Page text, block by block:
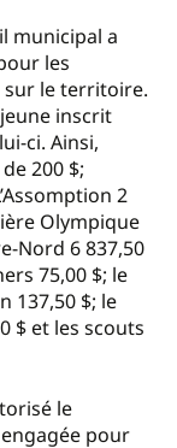
municipal a
les
sur le territoire.
inscrit
ci. Ainsi,
200 $;
2
Olympique
Nord 6 837,50
75,00 $; le
137,50 $; le
$ et les scouts
le
pour